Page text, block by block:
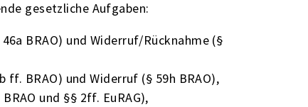
gesetzliche Aufgaben:
BRAO) und Widerruf/Rücknahme (§
BRAO) und Widerruf (§ 59h BRAO),
und §§ 2ff. EuRAG),